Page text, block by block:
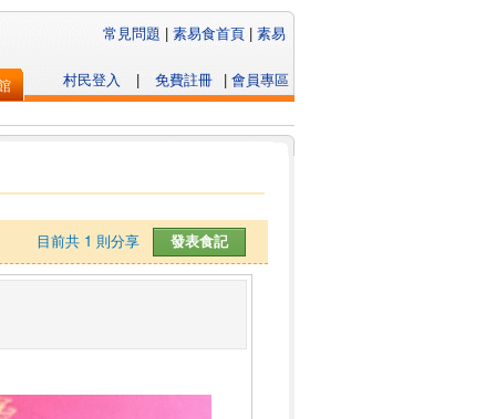
| 會員專區
免費註冊
|
村民登入
常見問題 | 素易食首頁 | 素易
目前共 1 則分享